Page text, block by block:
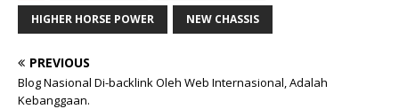
HIGHER HORSE POWER NEW CHASSIS
PREVIOUS
Blog Nasional Di-backlink Oleh Web Internasional, Adalah
Kebanggaan.